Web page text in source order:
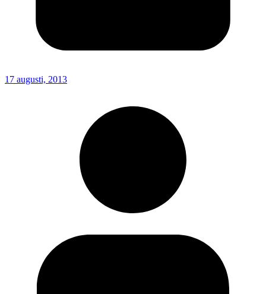
17 augusti, 2013